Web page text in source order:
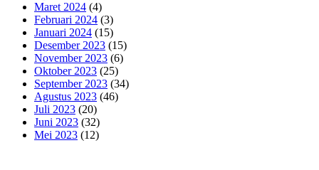
Maret 2024 (4)
Februari 2024 (3)
Januari 2024 (15)
Desember 2023 (15)
November 2023 (6)
Oktober 2023 (25)
September 2023 (34)
Agustus 2023 (46)
Juli 2023 (20)
Juni 2023 (32)
Mei 2023 (12)